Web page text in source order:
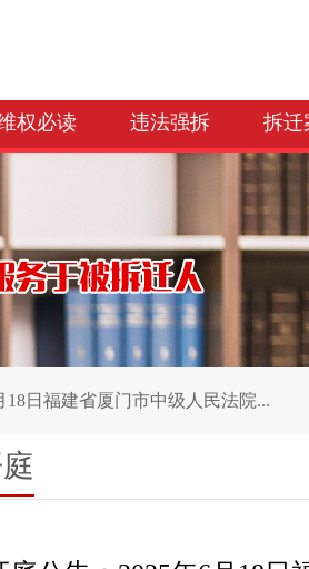
权必读 违法强拆 拆迁
18日福建省厦门市中级人民法院...